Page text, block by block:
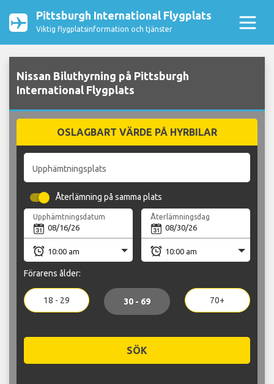
Pittsburgh International Flygplats
Viktig flygplatsinformation och tjänster
Nissan Biluthyrning på Pittsburgh
International Flygplats
OSLAGBART VÄRDE PÅ HYRBILAR
Upphämtningsplats
Återlämning på samma plats
Upphämtningsdatum Återlämningsdag
Förarens ålder:
18 - 29 30 - 69 70+
SÖK